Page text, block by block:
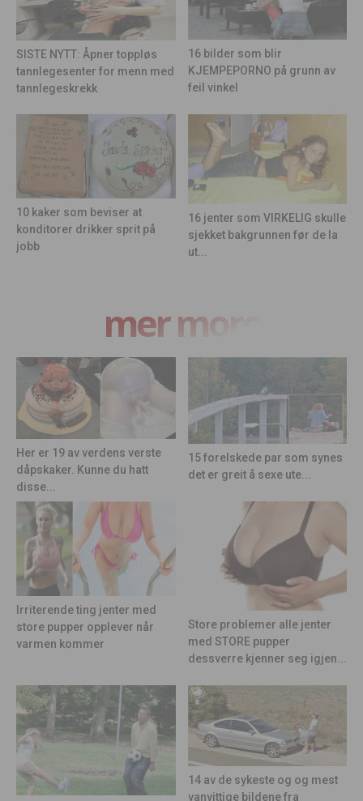
SISTE NYTT: Åpner toppløs
tannlegesenter for menn med
tannlegeskrekk
16 bilder som blir
KJEMPEPORNO på grunn av
feil vinkel
10 kaker som beviser at
konditorer drikker sprit på
jobb
16 jenter som VIRKELIG skulle
sjekket bakgrunnen før de la
ut...
mer moro
Her er 19 av verdens verste
dåpskaker. Kunne du hatt
disse...
15 forelskede par som synes
det er greit å sexe ute...
Irriterende ting jenter med
store pupper opplever når
varmen kommer
Store problemer alle jenter
med STORE pupper
dessverre kjenner seg igjen...
14 av de sykeste og og mest
vanvittige bildene fra